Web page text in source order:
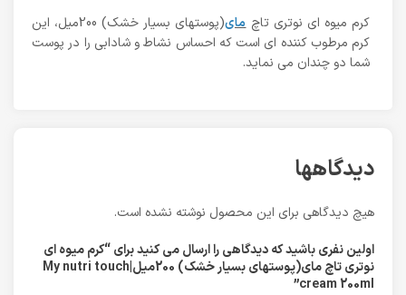
کرم میوه ای نوتری تاچمای
(پوستهای بسیار خشک) 200میل، این
کرم مرطوب کننده ای است که احساس نشاط و شادابی را در پوست
شما دو چندان می نماید.
دیدگاهها
هیچ دیدگاهی برای این محصول نوشته نشده است.
اولین نفری باشید که دیدگاهی را ارسال می کنید برای “کرم میوه ای
نوتری تاچ مای(پوستهای بسیار خشک) 200میل|My nutri touch
cream 200ml”